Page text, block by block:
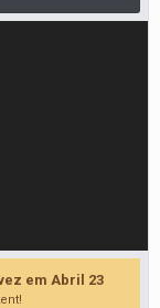
em Abril 23